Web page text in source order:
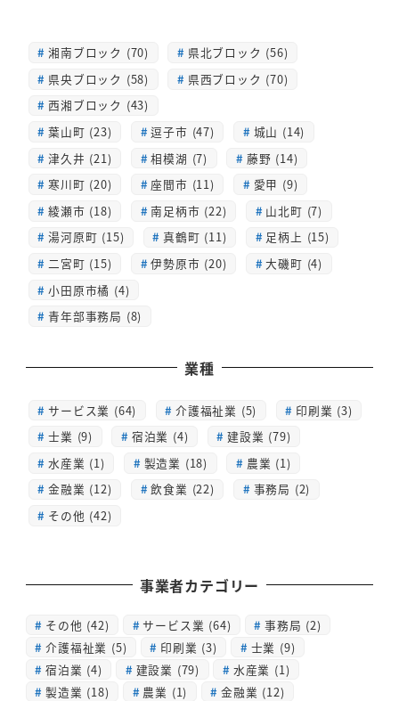
湘南ブロック (70)
県北ブロック (56)
県央ブロック (58)
県西ブロック (70)
西湘ブロック (43)
葉山町 (23)
逗子市 (47)
城山 (14)
津久井 (21)
相模湖 (7)
藤野 (14)
寒川町 (20)
座間市 (11)
愛甲 (9)
綾瀬市 (18)
南足柄市 (22)
山北町 (7)
湯河原町 (15)
真鶴町 (11)
足柄上 (15)
二宮町 (15)
伊勢原市 (20)
大磯町 (4)
小田原市橘 (4)
青年部事務局 (8)
業種
サービス業 (64) 介護福祉業 (5)
印刷業 (3)
士業 (9)
宿泊業 (4)
建設業 (79)
水産業 (1)
製造業 (18)
農業 (1)
金融業 (12)
飲食業 (22)
事務局 (2)
その他 (42)
事業者カテゴリー
その他 (42) サービス業 (64) 事務局 (2)
介護福祉業 (5) 印刷業 (3) 士業 (9)
宿泊業 (4) 建設業 (79) 水産業 (1)
製造業 (18) 農業 (1) 金融業 (12)